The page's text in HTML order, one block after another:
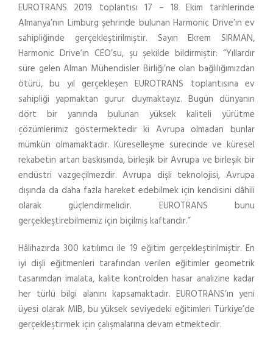
EUROTRANS 2019 toplantısı 17 – 18 Ekim tarihlerinde
Almanya’nın Limburg şehrinde bulunan Harmonic Drive’ın ev
sahipliğinde gerçekleştirilmiştir. Sayın Ekrem SIRMAN,
Harmonic Drive’ın CEO’su, şu şekilde bildirmiştir: “Yıllardır
süre gelen Alman Mühendisler Birliği’ne olan bağlılığımızdan
ötürü, bu yıl gerçekleşen EUROTRANS toplantısına ev
sahipliği yapmaktan gurur duymaktayız. Bugün dünyanın
dört bir yanında bulunan yüksek kaliteli yürütme
çözümlerimiz göstermektedir ki Avrupa olmadan bunlar
mümkün olmamaktadır. Küreselleşme sürecinde ve küresel
rekabetin artan baskısında, birleşik bir Avrupa ve birleşik bir
endüstri vazgeçilmezdir. Avrupa dişli teknolojisi, Avrupa
dışında da daha fazla hareket edebilmek için kendisini dâhili
olarak güçlendirmelidir. EUROTRANS bunu
gerçekleştirebilmemiz için biçilmiş kaftandır.”
Hâlihazırda 300 katılımcı ile 19 eğitim gerçekleştirilmiştir. En
iyi dişli eğitmenleri tarafından verilen eğitimler geometrik
tasarımdan imalata, kalite kontrolden hasar analizine kadar
her türlü bilgi alanını kapsamaktadır. EUROTRANS’ın yeni
üyesi olarak MIB, bu yüksek seviyedeki eğitimleri Türkiye’de
gerçekleştirmek için çalışmalarına devam etmektedir.